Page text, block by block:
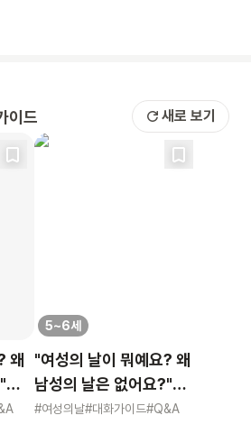
이드 새로 보기
왜
5~6세
"여성의 날이 뭐예요? 왜
남성의 날은 없어요?"
묻는 어린이에게 이렇게
#여성의날#대화가이드#Q&A